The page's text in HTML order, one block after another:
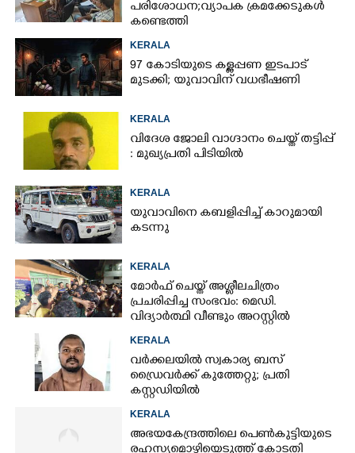
പരിശോധന; വ്യാപക ക്രമക്കേടുകൾ
കണ്ടെത്തി
KERALA
97 കോടിയുടെ കള്ളപ്പണ ഇടപാട്
മുടക്കി; യുവാവിന് വധഭീഷണി
KERALA
വിദേശ ജോലി വാഗ്ദാനം ചെയ്ത് തട്ടിപ്പ്
: മുഖ്യപ്രതി പിടിയിൽ
KERALA
യുവാവിനെ കബളിപ്പിച്ച് കാറുമായി
കടന്നു
KERALA
മോർഫ് ചെയ്ത് അശ്ലീലചിത്രം
പ്രചരിപ്പിച്ച സംഭവം: മെഡി.
വിദ്യാർത്ഥി വീണ്ടും അറസ്റ്റിൽ
KERALA
വർക്കലയിൽ സ്വകാര്യ ബസ്
ഡ്രൈവർക്ക് കുത്തേറ്റു; പ്രതി
കസ്റ്റഡിയിൽ
KERALA
അഭയകേന്ദ്രത്തിലെ പെൺകുട്ടിയുടെ